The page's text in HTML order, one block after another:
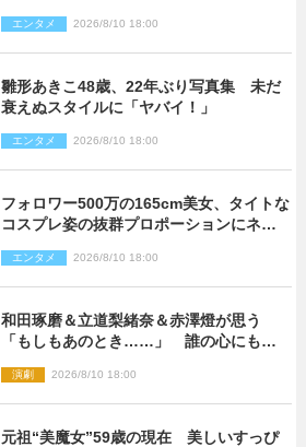
エンタメ 2026/8/10 18:00
雛形あきこ48歳、22年ぶり写真集 未だ
衰えぬスタイルに「ヤバイ！」
エンタメ 2026/8/10 18:00
フォロワー500万の165cm美女、タイトな
コスプレ姿の抜群プロポーションにネッ
エンタメ 2026/8/10 18:00
和田琢磨＆立道梨緒奈＆赤澤燈が思う
「もしもあのとき……」 誰の心にもあ
思い
演劇 2026/8/10 18:00
元祖“美魔女”59歳の現在 美しいすっぴ